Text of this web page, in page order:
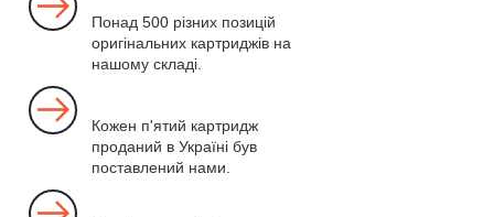
Понад 500 різних позицій
оригінальних картриджів на
нашому складі.
Кожен п'ятий картридж
проданий в Україні був
поставлений нами.